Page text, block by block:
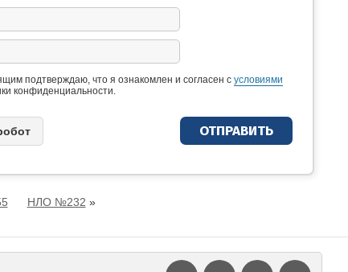
подтверждаю, что я ознакомлен и согласен с условиями
конфиденциальности.
НЛО №232 »